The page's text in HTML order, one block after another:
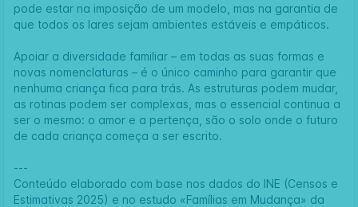
pode estar na imposição de um modelo, mas na garantia de
que todos os lares sejam ambientes estáveis e empáticos.
Apoiar a diversidade familiar – em todas as suas formas e
novas nomenclaturas – é o único caminho para garantir que
nenhuma criança fica para trás. As estruturas podem mudar,
as rotinas podem ser complexas, mas o essencial continua a
ser o mesmo: o amor e a pertença, são o solo onde o futuro
de cada criança começa a ser escrito.
---
Conteúdo elaborado com base nos dados do INE (Censos e
Estimativas 2025) e no estudo «Famílias em Mudança» da